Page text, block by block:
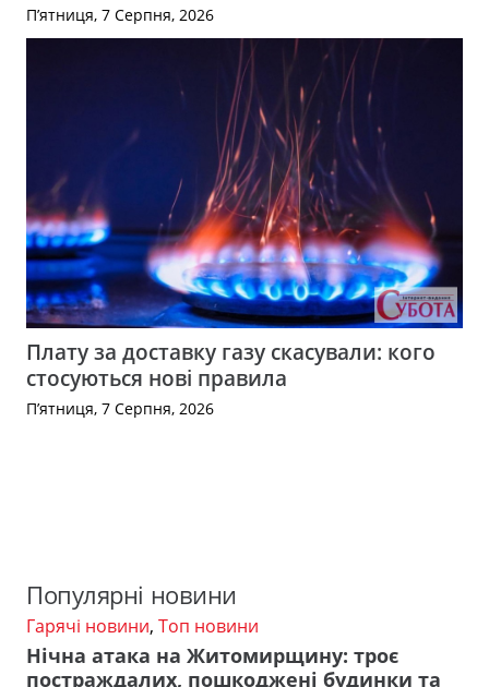
П’ятниця, 7 Серпня, 2026
Плату за доставку газу скасували: кого
стосуються нові правила
П’ятниця, 7 Серпня, 2026
Популярні новини
Гарячі новини, Топ новини
Нічна атака на Житомирщину: троє
постраждалих, пошкоджені будинки та